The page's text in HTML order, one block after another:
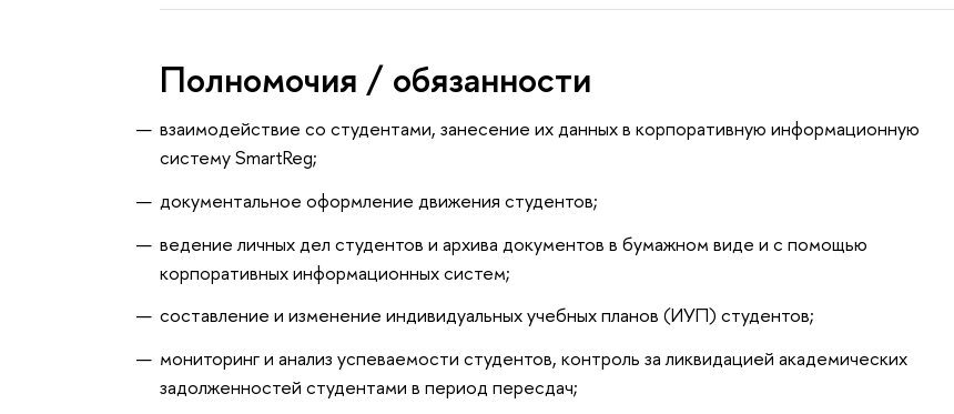
Полномочия / обязанности
взаимодействие со студентами, занесение их данных в корпоративную информационную
систему SmartReg;
документальное оформление движения студентов;
ведение личных дел студентов и архива документов в бумажном виде и с помощью
корпоративных информационных систем;
составление и изменение индивидуальных учебных планов (ИУП) студентов;
мониторинг и анализ успеваемости студентов, контроль за ликвидацией академических
задолженностей студентами в период пересдач;